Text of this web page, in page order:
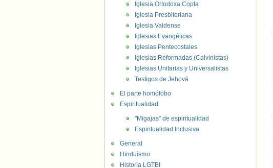
Iglesia Ortodoxa Copta
Iglesia Presbiteriana
Iglesia Valdense
Iglesias Evangélicas
Iglesias Pentecostales
Iglesias Reformadas (Calvinistas)
Iglesias Unitarias y Universalistas
Testigos de Jehová
El parte homófobo
Espiritualidad
"Migajas" de espiritualidad
Espiritualidad Inclusiva
General
Hinduísmo
Historia LGTBI